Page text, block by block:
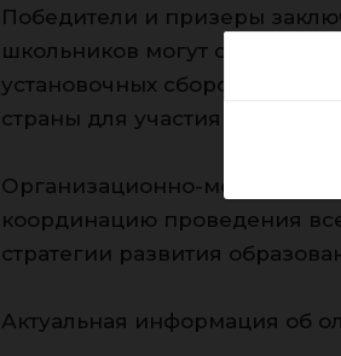
Победители и призеры
школьников могут стать
установочных сборов по
страны для участия в
Организационно-
координацию проведения
стратегии развития
Актуальная информация об